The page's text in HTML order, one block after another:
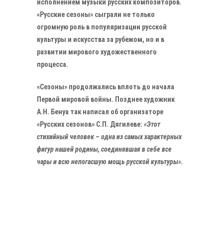
исполнением музыки русских композиторов.
«Русские сезоны» сыграли не только
огромную роль в популяризации русской
культуры и искусства за рубежом, но и в
развитии мирового художественного
процесса.
«Сезоны» продолжались вплоть до начала
Первой мировой войны. Позднее художник
А.Н. Бенуа так написал об организаторе
«Русских сезонов» С.П. Дягилеве: «Этот
стихийный человек – одна из самых характерных
фигур нашей родины, соединявшая в себе все
чары и всю непогасшую мощь русской культуры».